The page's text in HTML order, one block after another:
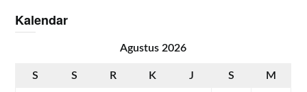
Kalendar
Agustus 2026
S S R K J S M